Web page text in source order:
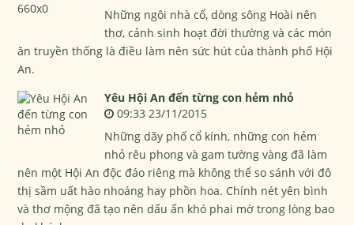
Những ngôi nhà cổ, dòng sông Hoài nên
thơ, cảnh sinh hoạt đời thường và các món
ăn truyền thống là điều làm nên sức hút của thành phố Hội
An.
Yêu Hội An đến từng con hẻm nhỏ
09:33 23/11/2015
Những dãy phố cổ kính, những con hẻm
nhỏ rêu phong và gam tường vàng đã làm
nên một Hội An độc đáo riêng mà không thể so sánh với đô
thị sầm uất hào nhoáng hay phồn hoa. Chính nét yên bình
và thơ mộng đã tạo nên dấu ấn khó phai mờ trong lòng bao